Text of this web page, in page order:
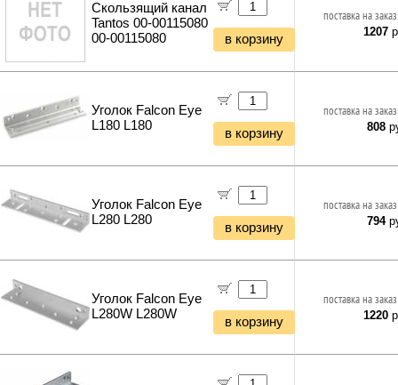
Скользящий канал
Tantos 00-00115080
00-00115080
в корзину
поставка на
1207
Уголок Falcon Eye
L180 L180
в корзину
поставка на
808
Уголок Falcon Eye
L280 L280
в корзину
поставка на
794
Уголок Falcon Eye
L280W L280W
в корзину
поставка на
1220